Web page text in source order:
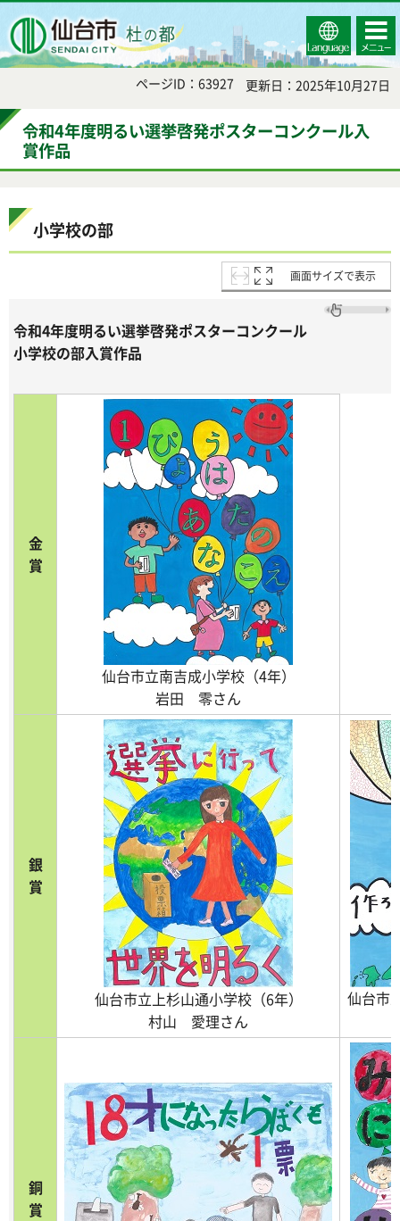
Select
Language
コンテ
ンツメ
ニュー
ページID：63927 更新日：2025年10月27日
令和4年度明るい選挙啓発ポスターコンクール入
賞作品
小学校の部
画面サイズで表示
令和4年度明るい選挙啓発ポスターコンクール
小学校の部入賞作品
金
賞
仙台市立南吉成小学校（4年）
岩田 零さん
銀
賞
仙台市立上杉山通小学校（6年）
村山 愛理さん
仙台市
銅
賞